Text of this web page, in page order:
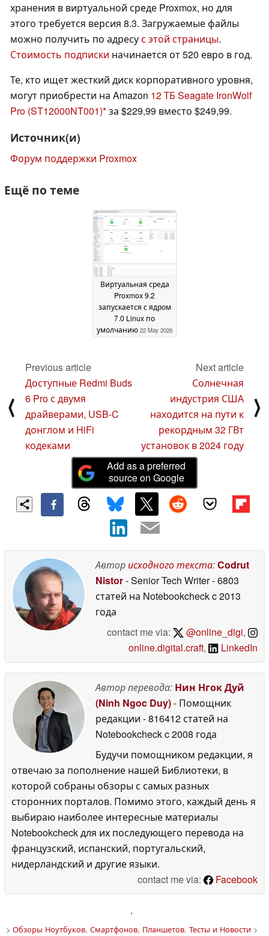
хранения в виртуальной среде Proxmox, но для
этого требуется версия 8.3. Загружаемые файлы
можно получить по адресус этой страницы.
Стоимость подписки начинается от 520 евро в год.
Те, кто ищет жесткий диск корпоративного уровня,
могут приобрести на Amazon 12 ТБ Seagate IronWolf
Pro (ST12000NT001) за $229,99 вместо $249,99.
Источник(и)
Форум поддержки Proxmox
Ещё по теме
Виртуальная среда
Proxmox 9.2
запускается с ядром
7.0 Linux по
умолчанию 22 May 2026
⟨
Previous article
Доступные Redmi Buds
6 Pro с двумя
драйверами, USB-C
донглом и HiFi
кодеками
Next article
Солнечная
индустрия США
находится на пути к
рекордным 32 ГВт
установок в 2024 году
⟩
Add as a preferred
source on Google
Авторисходного текста:Codrut
Nistor- Senior Tech Writer- 6803
статей на Notebookcheckc 2013
года
contact me via:
@online_digi,
online.digital.craft, LinkedIn
Автор перевода: Нин Нгок Дуй
(Ninh Ngoc Duy)- Помощник
редакции - 816412 статей на
Notebookcheckc 2008 года
Будучи помощником редакции, я
отвечаю за пополнение нашей Библиотеки, в
которой собраны обзоры с самых разных
сторонних порталов. Помимо этого, каждый день я
выбираю наиболее интересные материалы
Notebookcheck для их последующего перевода на
французский, испанский, португальский,
нидерландский и другие языки.
contact me via:
Facebook
'
> Обзоры Ноутбуков, Смартфонов, Планшетов. Тесты и Новости>